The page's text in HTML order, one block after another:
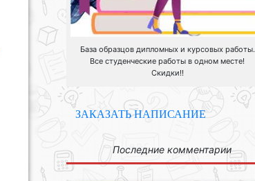
База образцов дипломных и курсовых работы.
Все студенческие работы в одном месте!
Скидки!!
ЗАКАЗАТЬ НАПИСАНИЕ
Последние комментарии